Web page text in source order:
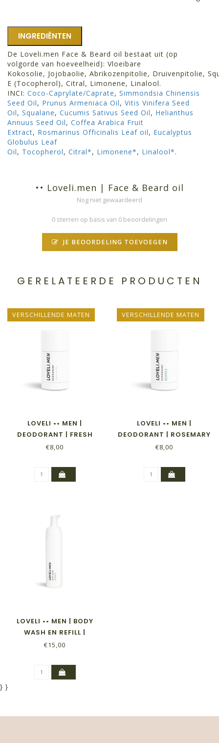
INGREDIËNTEN
De Loveli.men Face & Beard oil bestaat uit (op
volgorde van hoeveelheid): Vloeibare
Kokosolie, Jojobaolie, Abrikozenpitolie, Druivenpitolie,
E (Tocopherol), Citral, Limonene, Linalool.
INCI: Coco-Caprylate/Caprate, Simmondsia Chinensis
Seed Oil, Prunus Armeniaca Oil, Vitis Vinifera Seed
Oil, Squalane, Cucumis Sativus Seed Oil, Helianthus
Annuus Seed Oil, Coffea Arabica Fruit
Extract, Rosmarinus Officinalis Leaf oil, Eucalyptus
Globulus Leaf
Oil, Tocopherol, Citral*, Limonene*, Linalool*.
•• Loveli.men | Face & Beard oil
Nog niet gewaardeerd
0 sterren op basis van 0 beoordelingen
JE BEOORDELING TOEVOEGEN
GERELATEERDE PRODUCTEN
VERSCHILLENDE MATEN
LOVELI •• MEN |
DEODORANT | FRESH
COTTON
€8,00
VERSCHILLENDE MATEN
LOVELI •• MEN |
DEODORANT | ROSEMARY
& EUCALYPTUS
€8,00
LOVELI •• MEN | BODY
WASH EN REFILL |
ROSEMARY &
€15,00
} }